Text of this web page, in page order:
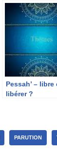
Pessah’ – libre
libérer ?
PARUTION